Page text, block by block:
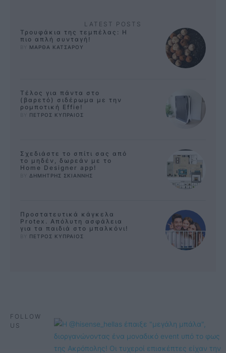
LATEST POSTS
Τρουφάκια της τεμπέλας: Η
πιο απλή συνταγή!
ΜΑΡΘΑ ΚΑΤΣΑΡΟΥ
Τέλος για πάντα στο
(βαρετό) σιδέρωμα με την
ρομποτική Effie!
ΠΕΤΡΟΣ ΚΥΠΡΑΙΟΣ
Σχεδιάστε το σπίτι σας από
το μηδέν, δωρεάν με το
Home Designer app!
ΔΗΜΗΤΡΗΣ ΣΚΙΑΝΝΗΣ
Προστατευτικά κάγκελα
Protex. Απόλυτη ασφάλεια
για τα παιδιά στο μπαλκόνι!
ΠΕΤΡΟΣ ΚΥΠΡΑΙΟΣ
FOLLOW
US